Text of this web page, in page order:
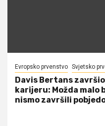
Evropsko prvenstvo Svjetsko
Davis Bertans
karijeru: Možda malo
nismo završili